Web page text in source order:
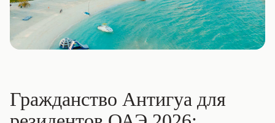
Гражданство Антигуа для